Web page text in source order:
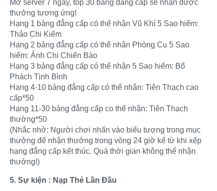
Mở server 7 ngày, top 30 bảng đẳng cấp sẽ nhận được
thưởng tương ứng!
Hạng 1 bảng đẳng cấp có thể nhận Vũ Khí 5 Sao hiếm:
Thảo Chi Kiếm
Hạng 2 bảng đẳng cấp có thể nhận Phòng Cụ 5 Sao
hiếm: Ảnh Chi Chiến Bào
Hạng 3 bảng đẳng cấp có thể nhận 5 Sao hiếm: Bổ
Phách Tịnh Bình
Hạng 4-10 bảng đẳng cấp có thể nhận: Tiên Thạch cao
cấp*50
Hạng 11-30 bảng đẳng cấp co thể nhận: Tiên Thạch
thường*50
(Nhắc nhở: Người chơi nhấn vào biểu tượng trong mục
thưởng để nhận thưởng trong vòng 24 giờ kể từ khi xếp
hạng đẳng cấp kết thúc. Quá thời gian không thể nhận
thưởng!)
5. Sự kiện : Nạp Thẻ Lần Đầu